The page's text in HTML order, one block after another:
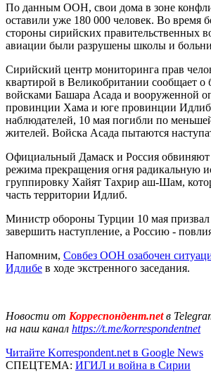
По данным ООН, свои дома в зоне
оставили уже 180 000 человек. Во время
стороны сирийских правительственных
авиации были разрушены школы и
Сирийский центр мониторинга прав
квартирой в Великобритании сообщает о
войсками Башара Асада и вооруженной
провинции Хама и юге провинции
наблюдателей, 10 мая погибли по
жителей. Войска Асада пытаются
Официальный Дамаск и Россия
режима прекращения огня радикальную
группировку Хайят Тахрир аш-Шам,
часть территории Идлиб.
Министр обороны Турции 10 мая призвал
завершить наступление, а Россию -
Напомним, Совбез ООН озабочен
Идлибе в ходе экстренного заседания.
Новости от Корреспондент.netв
на наш канал https://t.me/korrespondentnet
Читайте Korrespondent.net в Google News
СПЕЦТЕМА: ИГИЛ и война в Сирии